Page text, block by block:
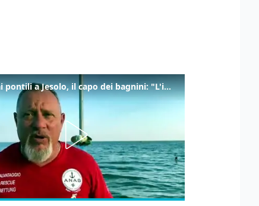
Tuffi dai pontili a Jesolo, il capo dei bagnini: "L'impegno di tutti per evitare altre tragedie"